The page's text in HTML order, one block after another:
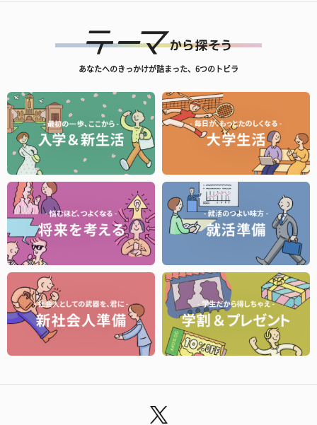
あなたへのきっかけが詰まった、6つのトビラ